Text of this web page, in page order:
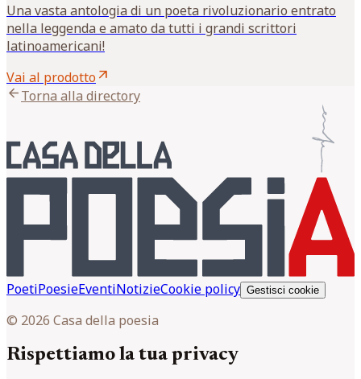
Una vasta antologia di un poeta rivoluzionario entrato
nella leggenda e amato da tutti i grandi scrittori
latinoamericani!
Vai al prodottoarrow_outward
arrow_backTorna alla directory
PoetiPoesieEventiNotizieCookie policy Gestisci cookie
© 2026 Casa della poesia
Rispettiamo la tua privacy